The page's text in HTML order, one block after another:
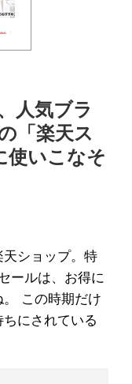
人気ブラ
「楽天ス
使いこなそ
ショップ。特
ールは、お得に
この時期だけ
にされている